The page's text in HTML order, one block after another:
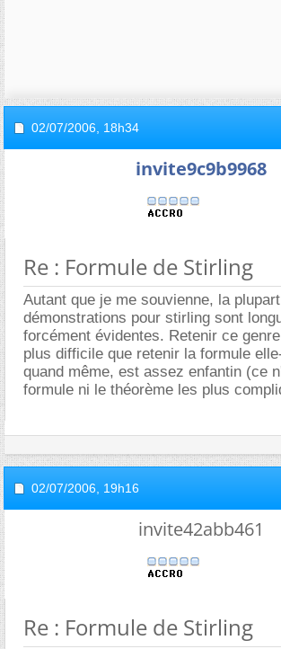
02/07/2006, 18h34
invite9c9b9968
Re : Formule de Stirling
Autant que je me souvienne, la
démonstrations pour stirling sont
forcément évidentes. Retenir ce
plus difficile que retenir la formule
quand même, est assez enfantin (ce
formule ni le théorème les plus
02/07/2006, 19h16
invite42abb461
Re : Formule de Stirling